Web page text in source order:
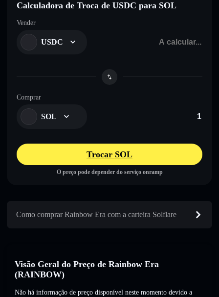
Calculadora de Troca de USDC para SOL
Vender
USDC
Comprar
SOL
Trocar SOL
O preço pode depender do serviço onramp
Como comprar Rainbow Era com a carteira Solflare
Visão Geral do Preço de Rainbow Era
(RAINBOW)
Não há informação de preço disponível neste momento devido a